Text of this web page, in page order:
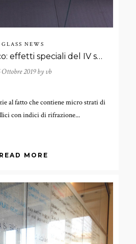
GLASS NEWS
Il vetro dicroico: effetti speciali del IV secolo
Ottobre 2019 by vb
al fatto che contiene micro strati di
con indici di rifrazione...
READ MORE